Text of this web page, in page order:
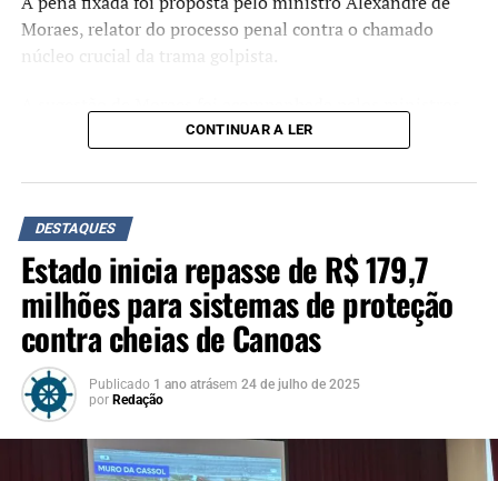
Moraes, relator do processo penal contra o chamado
núcleo crucial da trama golpista.
Flávio Dino, Cármen Lúcia e Cristiano Zanin. O ministro
durante o julgamento, não votou.
Crimes
Organização criminosa: 7 anos e 7 meses.
Abolição violenta do Estado Democrático de
Direito: 6 anos e 6 meses.
Golpe de Estado: 8 anos e 2 meses.
Deterioração de Patrimônio
: 2 anos e 6 meses.
CONTINUAR A LER
DESTAQUES
Estado inicia repasse de R$ 179,7
milhões para sistemas de proteção
contra cheias de Canoas
Publicado 1 ano atrásem 24 de julho de 2025
por Redação